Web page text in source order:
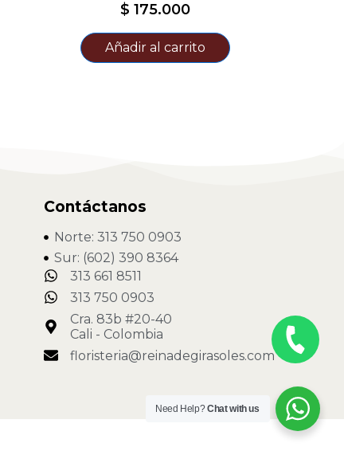
$ 175.000
Añadir al carrito
Contáctanos
Norte: 313 750 0903
Sur: (602) 390 8364
313 661 8511
313 750 0903
Cra. 83b #20-40
Cali - Colombia
floristeria@reinadegirasoles.com
Need Help?Chat with us